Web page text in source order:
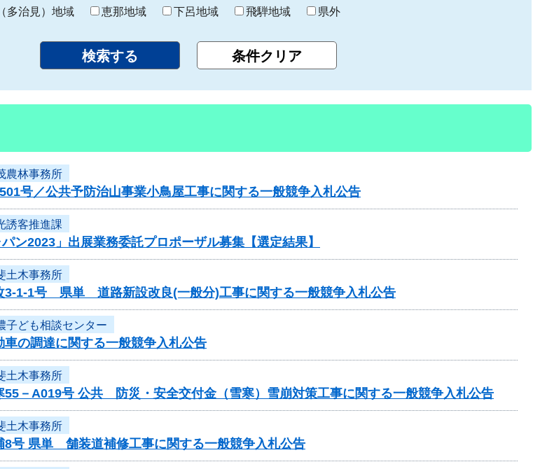
り
多治見）地域 恵那地域 下呂地域 飛騨地域 県外
農林事務所
号／公共予防治山事業小鳥屋工事に関する一般競争入札公告
誘客推進課
ン2023」出展業務委託プロポーザル募集【選定結果】
土木事務所
3-1-1号 県単 道路新設改良(一般分)工事に関する一般競争入札公告
子ども相談センター
車の調達に関する一般競争入札公告
土木事務所
55－A019号 公共 防災・安全交付金（雪寒）雪崩対策工事に関する一般競争入札公告
土木事務所
8号 県単 舗装道補修工事に関する一般競争入札公告